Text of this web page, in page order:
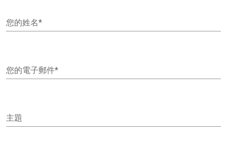
您的姓名*
您的電子郵件*
主題